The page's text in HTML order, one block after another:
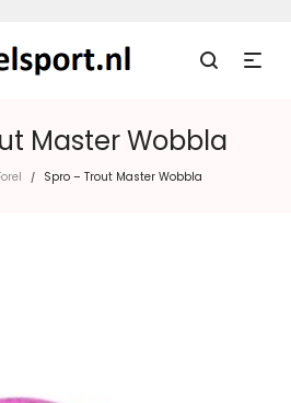
Master Wobbla
/ Spro – Trout Master Wobbla